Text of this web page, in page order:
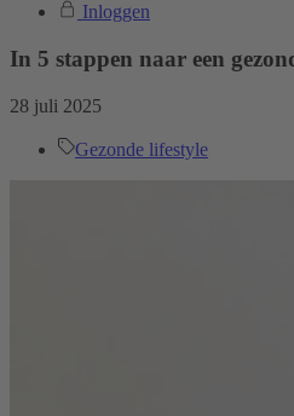
Inloggen
In 5 stappen naar een
28 juli 2025
Gezonde lifestyle